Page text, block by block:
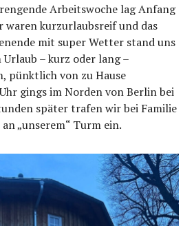
Arbeitswoche lag Anfang
kurzurlaubsreif und das
mit super Wetter stand uns
Urlaub – kurz oder lang –
pünktlich von zu Hause
gings im Norden von Berlin bei
später trafen wir bei Familie
„unserem“ Turm ein.